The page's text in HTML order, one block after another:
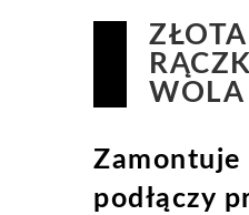
ZŁOTA
WOLA
Zamontuje
podłączy